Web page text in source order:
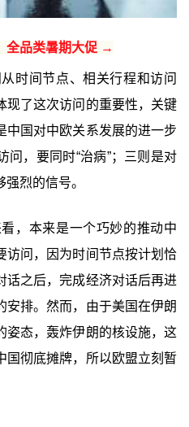
全品类暑期大促 →
时间节点、相关行程和访问
现了这次访问的重要性，关键
中国对中欧关系发展的进一步
问，要同时“治病”；三则是对
烈的信号。
，本来是一个巧妙的推动中
访问，因为时间节点按计划恰
话之后，完成经济对话后再进
安排。然而，由于美国在伊朗
姿态，轰炸伊朗的核设施，这
国彻底摊牌，所以欧盟立刻暂